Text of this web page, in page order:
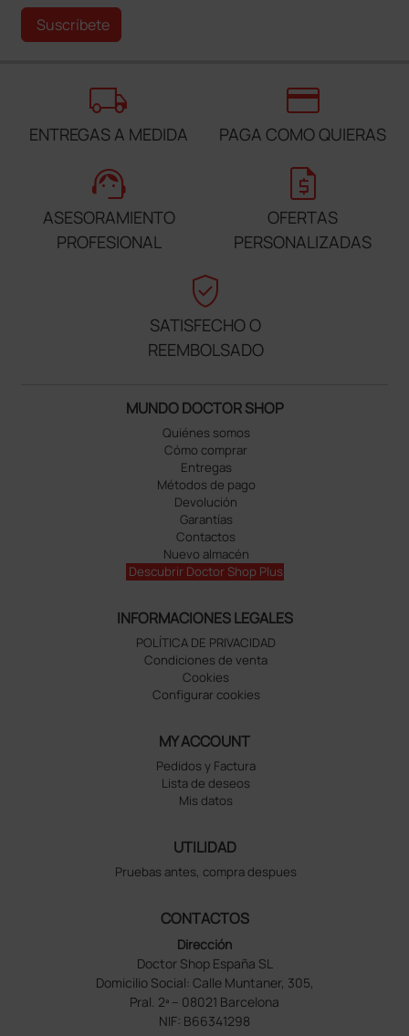
Suscríbete
local_shipping
ENTREGAS A MEDIDA
credit_card
PAGA COMO QUIERAS
support_agent
ASESORAMIENTO
PROFESIONAL
request_quote
OFERTAS
PERSONALIZADAS
verified_user
SATISFECHO O
REEMBOLSADO
MUNDO DOCTOR SHOP
Quiénes somos
Cómo comprar
Entregas
Métodos de pago
Devolución
Garantías
Contactos
Nuevo almacén
Descubrir Doctor Shop Plus
INFORMACIONES LEGALES
POLÍTICA DE PRIVACIDAD
Condiciones de venta
Cookies
Configurar cookies
MY ACCOUNT
Pedidos y Factura
Lista de deseos
Mis datos
UTILIDAD
Pruebas antes, compra despues
CONTACTOS
Dirección
Doctor Shop España SL
Domicilio Social: Calle Muntaner, 305,
Pral. 2ª – 08021 Barcelona
NIF: B66341298